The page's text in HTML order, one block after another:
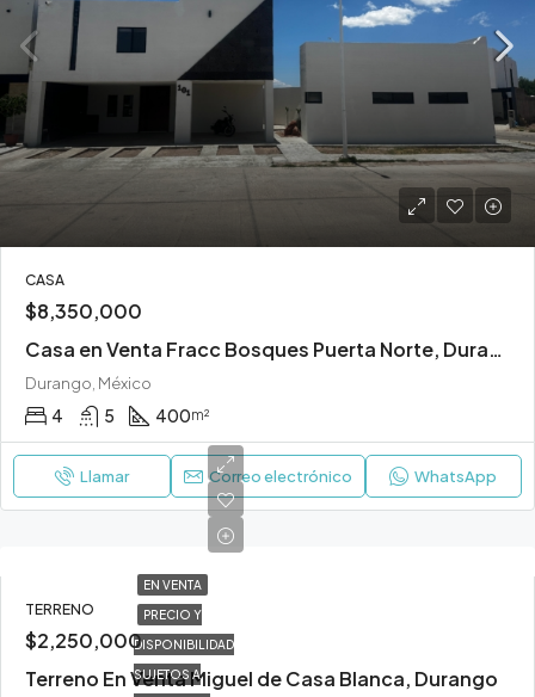
CASA
$8,350,000
Casa en Venta Fracc Bosques Puerta Norte, Durango
Durango, México
4 5 400m²
Llamar Correo electrónico WhatsApp
EN VENTA
PRECIO Y
DISPONIBILIDAD
SUJETOS A
TERRENO
$2,250,000
Terreno En Venta Miguel de Casa Blanca, Durango